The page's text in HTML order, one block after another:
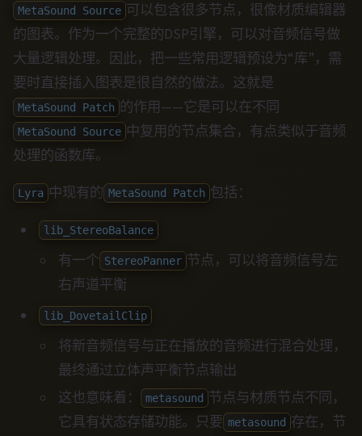
MetaSound Source 可以包含很多节点，很像材质编辑器
的图表。作为一个完整的DSP引擎，可以对音频信号做
大量逻辑处理。因此，把一些常用逻辑预设为“库”，需
要时直接插入图表是很自然的做法。这就是
MetaSound Patch 的作用——它是可以在不同
MetaSound Source 中复用的节点集合，有点类似于音频
处理的函数库。
Lyra 中现有的 MetaSound Patch 包括：
lib_StereoBalance
有一个 StereoPanner 节点，可以将音频信号左
右声道平衡
lib_DovetailClip
将新音频信号与正在播放的音频进行混合处理，
最终通过立体声平衡节点输出
这也意味着：
metasound 节点与材质节点不同，
它具有状态存储功能。只要 metasound 存在，节